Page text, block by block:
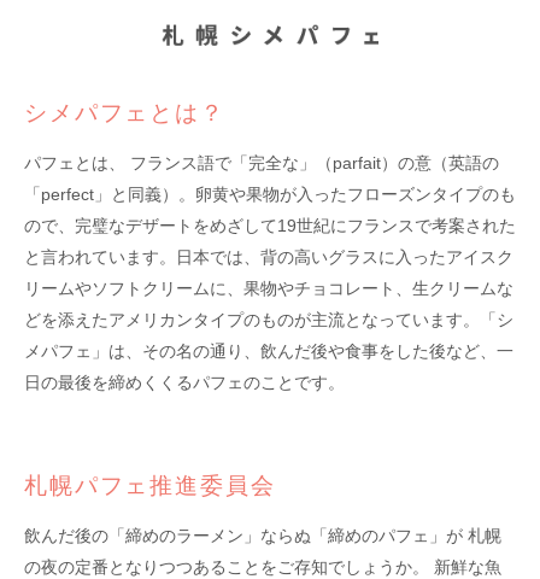
シメパフェとは？
パフェとは、 フランス語で「完全な」（parfait）の意（英語の
「perfect」と同義）。卵黄や果物が入ったフローズンタイプのも
ので、完璧なデザートをめざして19世紀にフランスで考案された
と言われています。日本では、背の高いグラスに入ったアイスク
リームやソフトクリームに、果物やチョコレート、生クリームな
どを添えたアメリカンタイプのものが主流となっています。「シ
メパフェ」は、その名の通り、飲んだ後や食事をした後など、一
日の最後を締めくくるパフェのことです。
札幌パフェ推進委員会
飲んだ後の「締めのラーメン」ならぬ「締めのパフェ」が 札幌
の夜の定番となりつつあることをご存知でしょうか。 新鮮な魚